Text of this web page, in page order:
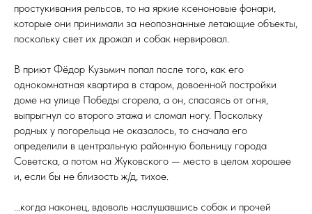
простукивания рельсов, то на яркие ксеноновые фонари,
которые они принимали за неопознанные летающие объекты,
поскольку свет их дрожал и собак нервировал.
В приют Фёдор Кузьмич попал после того, как его
однокомнатная квартира в старом, довоенной постройки
доме на улице Победы сгорела, а он, спасаясь от огня,
выпрыгнул со второго этажа и сломал ногу. Поскольку
родных у погорельца не оказалось, то сначала его
определили в центральную районную больницу города
Советска, а потом на Жуковского — место в целом хорошее
и, если бы не близость ж/д, тихое.
...когда наконец, вдоволь наслушавшись собак и прочей